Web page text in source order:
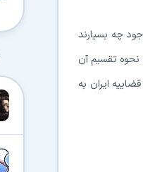
چه بسیارند
نحوه تقسیم آن
ایران به